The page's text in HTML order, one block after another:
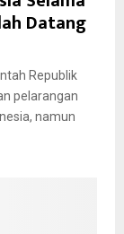
Datang
Republik
pelarangan
namun